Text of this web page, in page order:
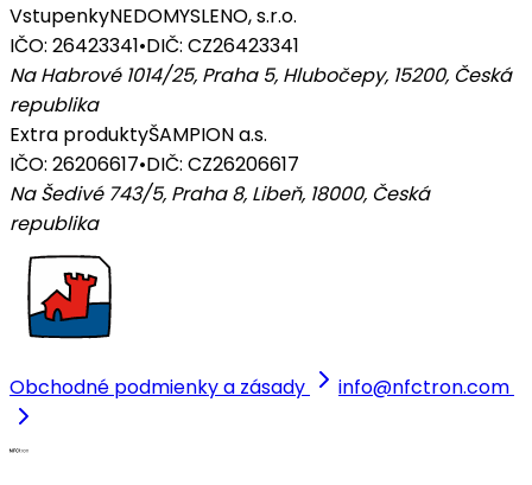
VstupenkyNEDOMYSLENO, s.r.o.
IČO: 26423341•DIČ: CZ26423341
Na Habrové 1014/25, Praha 5, Hlubočepy, 15200, Česká
republika
Extra produktyŠAMPION a.s.
IČO: 26206617•DIČ: CZ26206617
Na Šedivé 743/5, Praha 8, Libeň, 18000, Česká
republika
Obchodné podmienky a zásady info@nfctron.com